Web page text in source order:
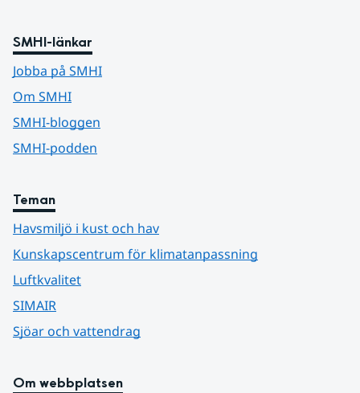
SMHI-länkar
Jobba på SMHI
Om SMHI
SMHI-bloggen
SMHI-podden
Teman
Havsmiljö i kust och hav
Kunskapscentrum för klimatanpassning
Luftkvalitet
SIMAIR
Sjöar och vattendrag
Om webbplatsen